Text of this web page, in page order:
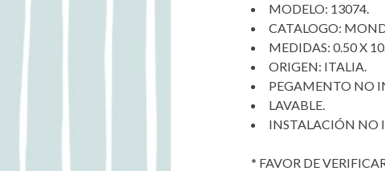
MODELO: 13074.
CATALOGO:
MEDIDAS: 0.50 X
ORIGEN: ITALIA.
PEGAMENTO NO
LAVABLE.
INSTALACIÓN NO
* FAVOR DE